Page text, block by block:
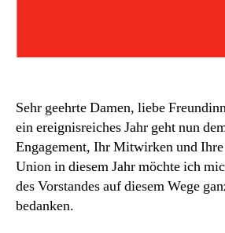
Sehr geehrte Damen, liebe
ein ereignisreiches Jahr geht nun
Engagement, Ihr Mitwirken und Ihre
Union in diesem Jahr möchte ich
des Vorstandes auf diesem Wege
bedanken.